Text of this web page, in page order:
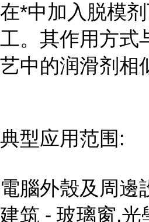
在*中加入脱模
工。其作用方式
艺中的润滑剂相
典型应用范围:
電腦外殼及周邊
建筑 - 玻璃窗,光